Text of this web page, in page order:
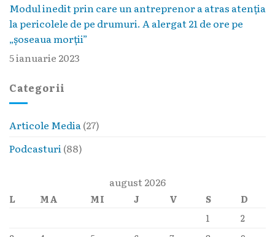
Modul inedit prin care un antreprenor a atras atenția
la pericolele de pe drumuri. A alergat 21 de ore pe
„șoseaua morții”
5 ianuarie 2023
Categorii
Articole Media (27)
Podcasturi (88)
august 2026
L MA MI J V S
D
1
2